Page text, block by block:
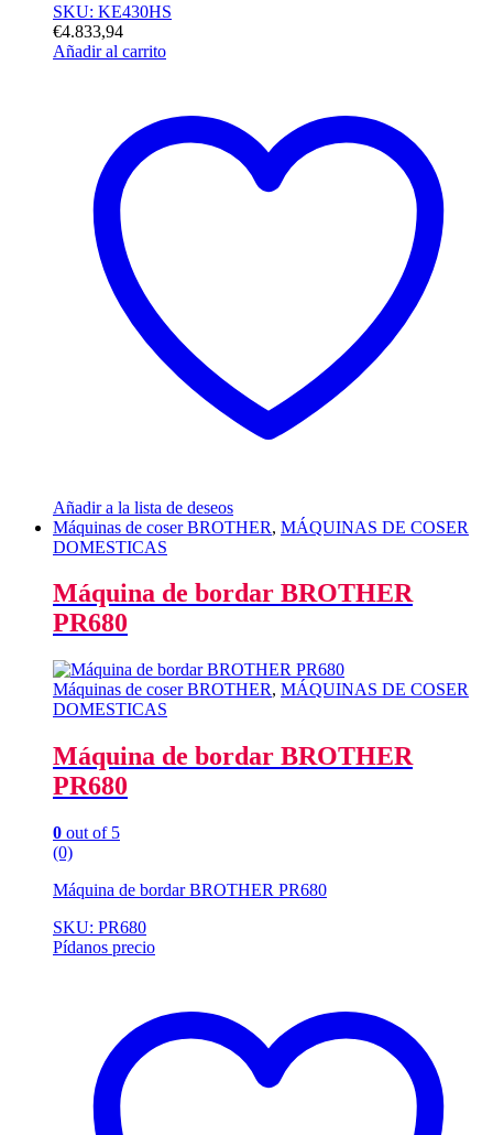
SKU: KE430HS
€4.833,94
Añadir al carrito
Añadir a la lista de deseos
Máquinas de coser BROTHER, MÁQUINAS DE COSER
DOMESTICAS
Máquina de bordar BROTHER
PR680
Máquinas de coser BROTHER, MÁQUINAS DE COSER
DOMESTICAS
Máquina de bordar BROTHER
PR680
0 out of 5
(0)
Máquina de bordar BROTHER PR680
SKU: PR680
Pídanos precio